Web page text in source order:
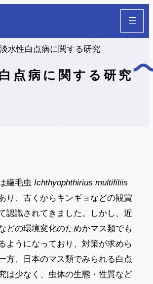
点病に関する研究
淡水性白点病に関する研究
繊毛虫 Ichthyophthirius multifiliis
り、古くからキンギョなどの観賞
認識されてきました。しかし、近
どの環境変化のためかマス類でも
ようになっており、対策が求めら
方、日本のマス類でみられる白点
は少なく、虫体の生態・性質など